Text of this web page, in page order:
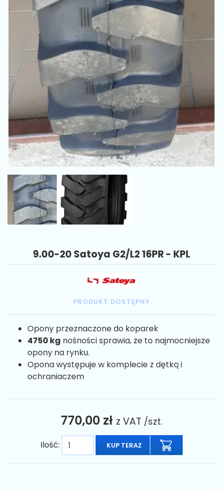
9.00-20 Satoya G2/L2 16PR - KPL
PRODUKT DOSTĘPNY
Opony przeznaczone do koparek
4750 kg nośności sprawia, że to najmocniejsze
opony na rynku.
Opona występuje w komplecie z dętką i
ochraniaczem
770,00 zł z VAT /szt.
Ilość: KUP TERAZ